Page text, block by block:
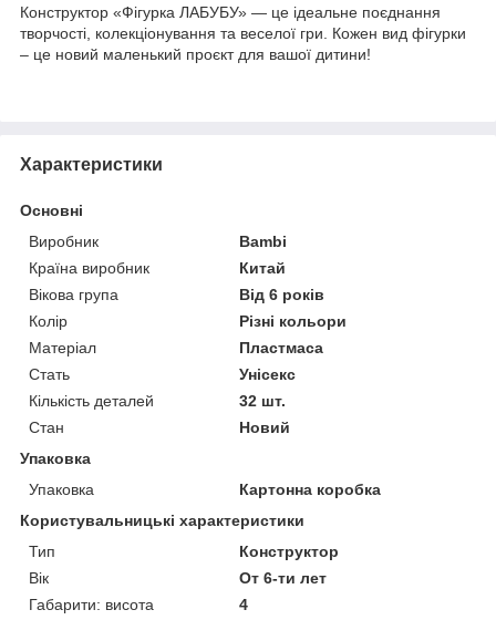
Конструктор «Фігурка ЛАБУБУ» — це ідеальне поєднання
творчості, колекціонування та веселої гри. Кожен вид фігурки
– це новий маленький проєкт для вашої дитини!
Характеристики
Основні
Виробник
Bambi
Країна виробник
Китай
Вікова група
Від 6 років
Колір
Різні кольори
Матеріал
Пластмаса
Стать
Унісекс
Кількість деталей
32 шт.
Стан
Новий
Упаковка
Упаковка
Картонна коробка
Користувальницькі характеристики
Тип
Конструктор
Вік
От 6-ти лет
Габарити: висота
4